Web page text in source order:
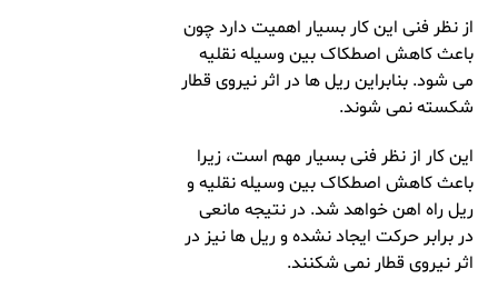
از نظر فنی این کار بسیار اهمیت دارد چون
باعث کاهش اصطکاک بین وسیله نقلیه
می شود. بنابراین ریل ها در اثر نیروی قطار
شکسته نمی شوند.
این کار از نظر فنی بسیار مهم است، زیرا
باعث کاهش اصطکاک بین وسیله نقلیه و
ریل راه اهن خواهد شد. در نتیجه مانعی
در برابر حرکت ایجاد نشده و ریل ‌ها نیز در
اثر نیروی قطار نمی ‌شکنند.